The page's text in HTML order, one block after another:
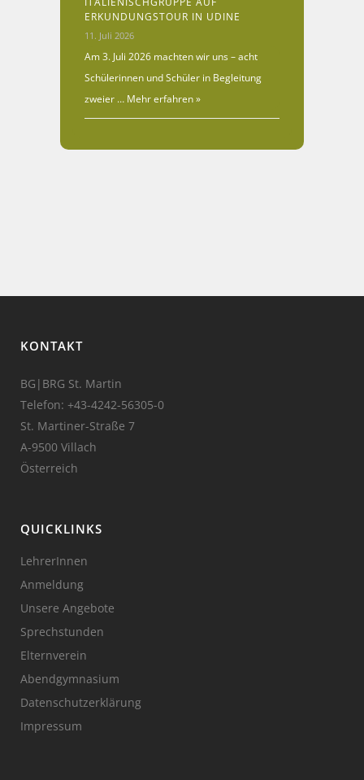
ERKUNDUNGSTOUR IN UDINE
11. Juli 2026
Am 3. Juli 2026 machten wir uns – acht
Schülerinnen und Schüler in Begleitung
zweier … Mehr erfahren »
KONTAKT
BG|BRG St. Martin
Telefon: +43-4242-56305-0
St. Martiner-Straße 7
A-9500 Villach
Österreich
QUICKLINKS
LehrerInnen
Anmeldung
Unsere Angebote
Sprechstunden
Elternverein
Abendgymnasium
Datenschutzerklärung
Impressum